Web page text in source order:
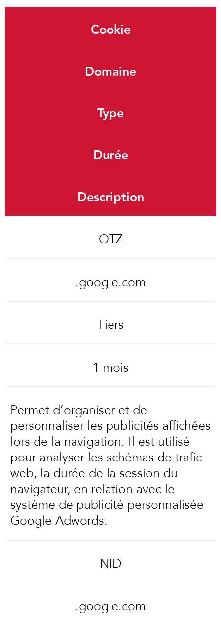
Cookie
Domaine
Type
Durée
Description
OTZ
.google.com
Tiers
1 mois
Permet d’organiser et de
personnaliser les publicités affichées
lors de la navigation. Il est utilisé
pour analyser les schémas de trafic
web, la durée de la session du
navigateur, en relation avec le
système de publicité personnalisée
Google Adwords.
NID
.google.com